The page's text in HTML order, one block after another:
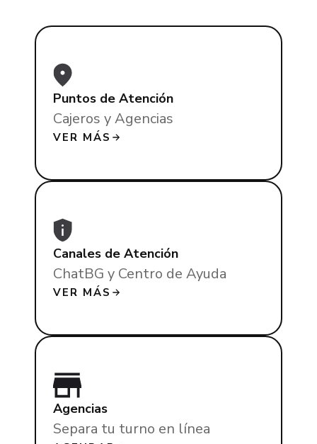
Puntos de Atención
Cajeros y Agencias
VER MÁS
Canales de Atención
ChatBG y Centro de Ayuda
VER MÁS
Agencias
Separa tu turno en línea